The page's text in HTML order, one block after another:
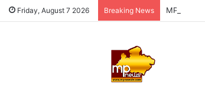
Friday, August 7 2026 Breaking News MP: